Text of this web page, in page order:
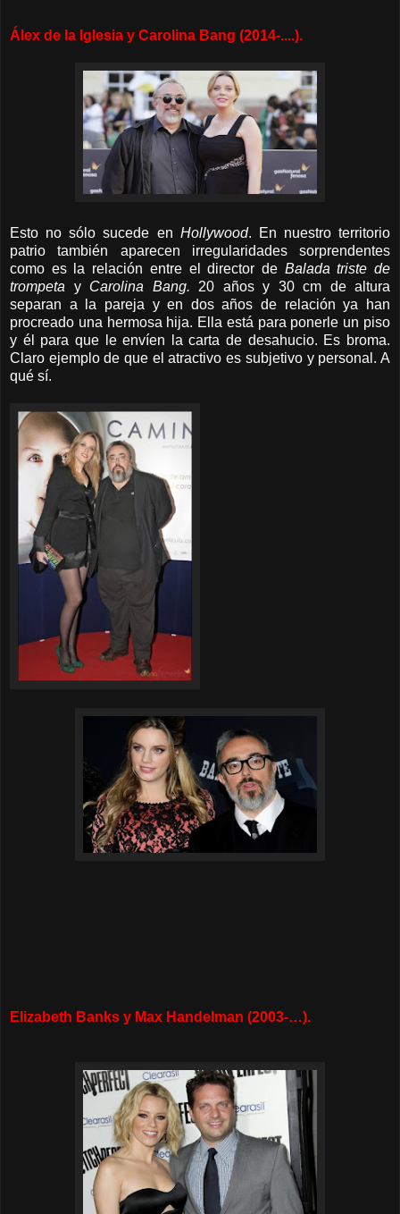
Álex de la Iglesia y Carolina Bang (2014-....).
Esto no sólo sucede en Hollywood. En nuestro territorio
patrio también aparecen irregularidades sorprendentes
como es la relación entre el director de Balada triste de
trompeta y Carolina Bang. 20 años y 30 cm de altura
separan a la pareja y en dos años de relación ya han
procreado una hermosa hija. Ella está para ponerle un piso
y él para que le envíen la carta de desahucio. Es broma.
Claro ejemplo de que el atractivo es subjetivo y personal. A
qué sí.
Elizabeth Banks y Max Handelman (2003-…).